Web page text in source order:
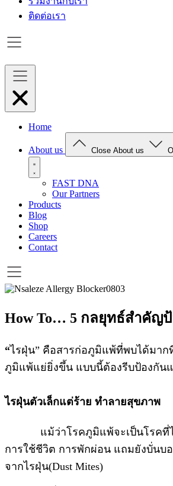
ติดต่อเรา
Home
About us Close About us
FAST DNA
Our Partners
Products
Blog
Shop
Careers
Contact
How To… 5 กลยุทธ์สำคัญ
“ไรฝุ่น” คือสารก่อภูมิแพ้ที่พบได้มาก
ภูมิแพ้แย่ยิ่งขึ้น แบบนี้ต้องรีบป้องกัน
ไรฝุ่นตัวเล็กแต่ร้าย ทำลายสุขภาพ
แม้ว่าโรคภูมิแพ้จะเป็นโรค
การใช้ชีวิต การพักผ่อน แถมยังบั่นบ
จากไรฝุ่น(Dust Mites)